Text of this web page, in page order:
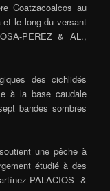
Coatzacoalcos au
et le long du versant
PEREZ & AL.,
des cichlidés
à la base caudale
bandes sombres
une pêche à
étudié à des
PALACIOS &